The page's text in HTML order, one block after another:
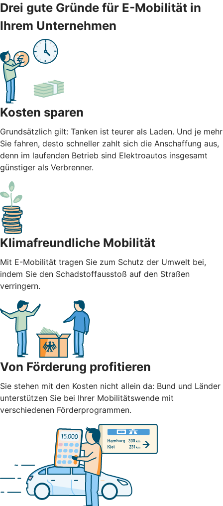
Drei gute Gründe für E-Mobilität in
Ihrem Unternehmen
Kosten sparen
Grundsätzlich gilt: Tanken ist teurer als Laden. Und je mehr
Sie fahren, desto schneller zahlt sich die Anschaffung aus,
denn im laufenden Betrieb sind Elektroautos insgesamt
günstiger als Verbrenner.
Klimafreundliche Mobilität
Mit E-Mobilität tragen Sie zum Schutz der Umwelt bei,
indem Sie den Schadstoffausstoß auf den Straßen
verringern.
Von Förderung profitieren
Sie stehen mit den Kosten nicht allein da: Bund und Länder
unterstützen Sie bei Ihrer Mobilitätswende mit
verschiedenen Förderprogrammen.